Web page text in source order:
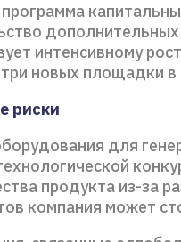
интенсивному
три новых площадки
риски
для
продукта из-за
компания может